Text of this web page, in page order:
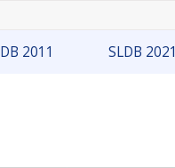
2011 SLDB 2021